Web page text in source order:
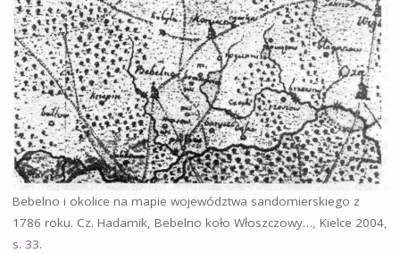
Bebelno i okolice na mapie województwa sandomierskiego z
1786 roku. Cz. Hadamik, Bebelno koło Włoszczowy…, Kielce 2004,
s. 33.